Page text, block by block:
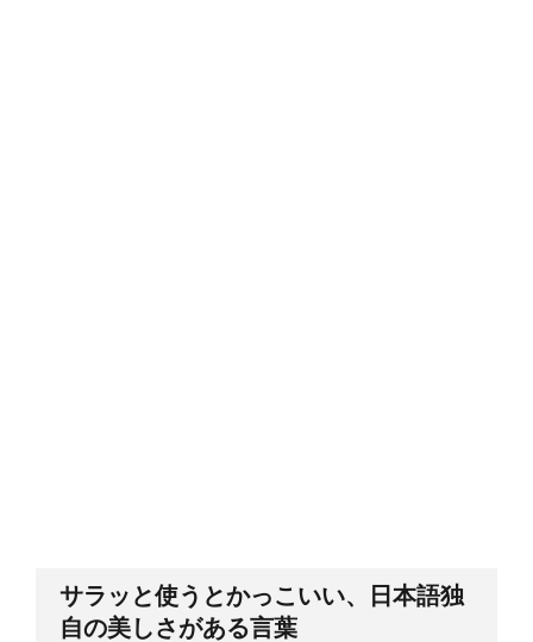
サラッと使うとかっこいい、日本語独
自の美しさがある言葉